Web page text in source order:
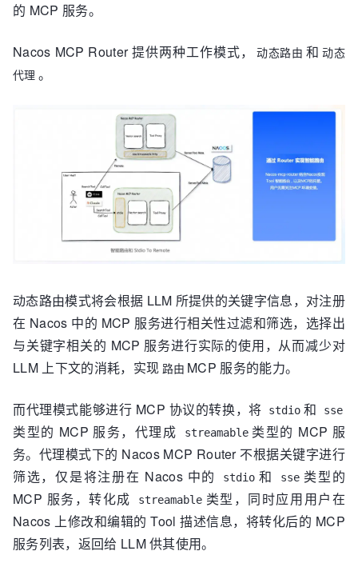
的 MCP 服务。
Nacos MCP Router 提供两种工作模式， 动态路由 和 动态
代理 。
动态路由模式将会根据 LLM 所提供的关键字信息，对注册
在 Nacos 中的 MCP 服务进行相关性过滤和筛选，选择出
与关键字相关的 MCP 服务进行实际的使用，从而减少对
LLM 上下文的消耗，实现 路由 MCP 服务的能力。
而代理模式能够进行 MCP 协议的转换，将 stdio 和 sse
类型的 MCP 服务，代理成 streamable 类型的 MCP 服
务。代理模式下的 Nacos MCP Router 不根据关键字进行
筛选，仅是将注册在 Nacos 中的
stdio 和 sse 类型的
MCP 服务，转化成
streamable 类型，同时应用用户在
Nacos 上修改和编辑的 Tool 描述信息，将转化后的 MCP
服务列表，返回给 LLM 供其使用。